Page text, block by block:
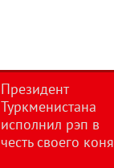
Президент
Туркменистана
исполнил рэп в
честь своего коня